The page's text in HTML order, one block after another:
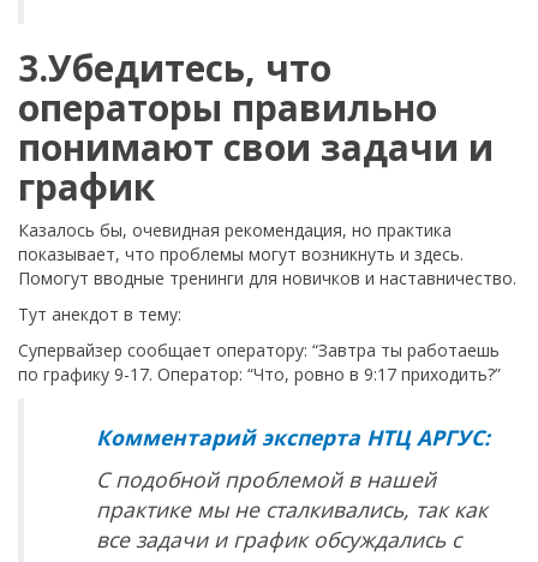
3.Убедитесь, что
операторы правильно
понимают свои задачи и
график
Казалось бы, очевидная рекомендация, но практика
показывает, что проблемы могут возникнуть и здесь.
Помогут вводные тренинги для новичков и наставничество.
Тут анекдот в тему:
Супервайзер сообщает оператору: “Завтра ты работаешь
по графику 9-17. Оператор: “Что, ровно в 9:17 приходить?”
Комментарий эксперта НТЦ АРГУС:
С подобной проблемой в нашей
практике мы не сталкивались, так как
все задачи и график обсуждались с